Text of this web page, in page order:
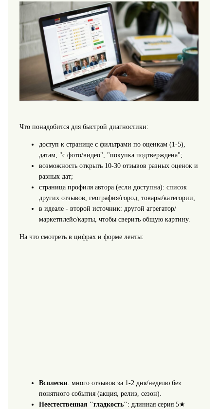
Что понадобится для быстрой диагностики:
доступ к странице с фильтрами по оценкам (1-5),
датам, "с фото/видео", "покупка подтверждена";
возможность открыть 10-30 отзывов разных оценок и
разных дат;
страница профиля автора (если доступна): список
других отзывов, география/город, товары/категории;
в идеале - второй источник: другой агрегатор/
маркетплейс/карты, чтобы сверить общую картину.
На что смотреть в цифрах и форме ленты:
Всплески: много отзывов за 1-2 дня/неделю без
понятного события (акция, релиз, сезон).
Неестественная "гладкость": длинная серия 5★